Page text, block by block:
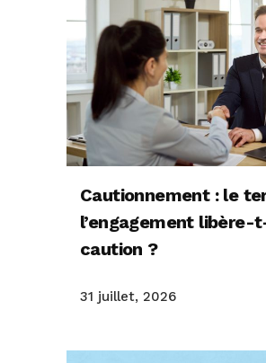
Cautionnement : le
l’engagement libère-
caution ?
31 juillet, 2026